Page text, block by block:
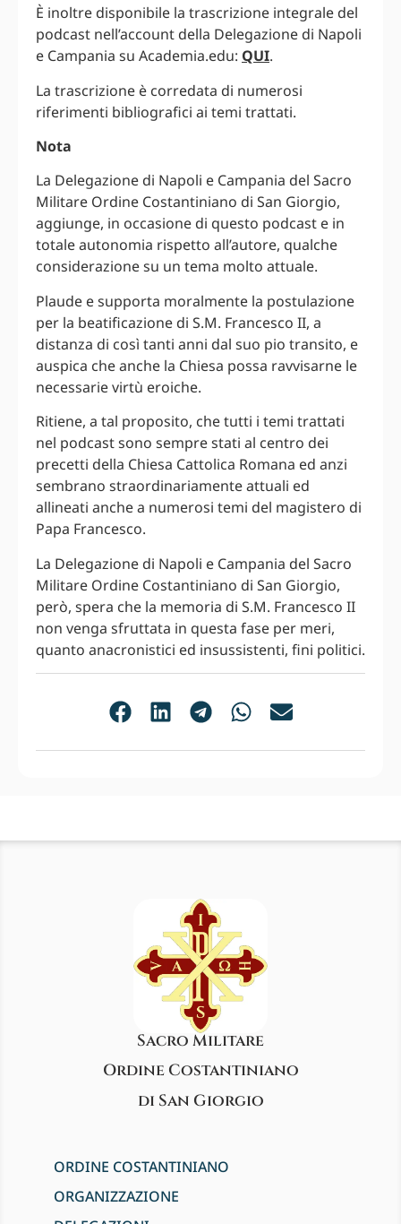
È inoltre disponibile la trascrizione integrale del
podcast nell’account della Delegazione di Napoli
e Campania su Academia.edu: QUI.
La trascrizione è corredata di numerosi
riferimenti bibliografici ai temi trattati.
Nota
La Delegazione di Napoli e Campania del Sacro
Militare Ordine Costantiniano di San Giorgio,
aggiunge, in occasione di questo podcast e in
totale autonomia rispetto all’autore, qualche
considerazione su un tema molto attuale.
Plaude e supporta moralmente la postulazione
per la beatificazione di S.M. Francesco II, a
distanza di così tanti anni dal suo pio transito, e
auspica che anche la Chiesa possa ravvisarne le
necessarie virtù eroiche.
Ritiene, a tal proposito, che tutti i temi trattati
nel podcast sono sempre stati al centro dei
precetti della Chiesa Cattolica Romana ed anzi
sembrano straordinariamente attuali ed
allineati anche a numerosi temi del magistero di
Papa Francesco.
La Delegazione di Napoli e Campania del Sacro
Militare Ordine Costantiniano di San Giorgio,
però, spera che la memoria di S.M. Francesco II
non venga sfruttata in questa fase per meri,
quanto anacronistici ed insussistenti, fini politici.
Sacro Militare
Ordine Costantiniano
di San Giorgio
ORDINE COSTANTINIANO
ORGANIZZAZIONE